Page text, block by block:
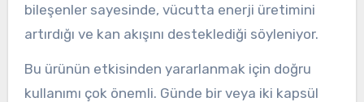
bileşenler sayesinde, vücutta enerji üretimini
artırdığı ve kan akışını desteklediği söyleniyor.
Bu ürünün etkisinden yararlanmak için doğru
kullanımı çok önemli. Günde bir veya iki kapsül